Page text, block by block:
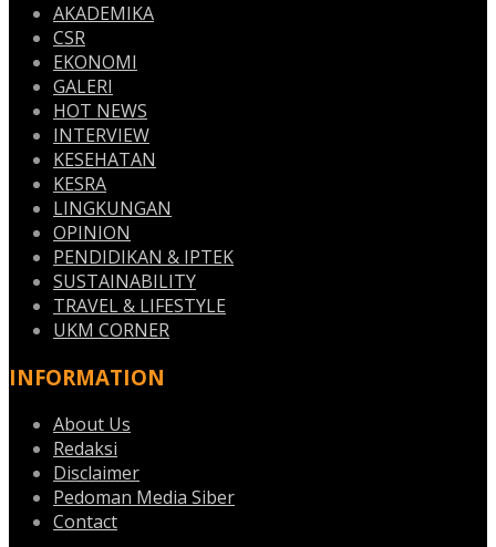
AKADEMIKA
CSR
EKONOMI
GALERI
HOT NEWS
INTERVIEW
KESEHATAN
KESRA
LINGKUNGAN
OPINION
PENDIDIKAN & IPTEK
SUSTAINABILITY
TRAVEL & LIFESTYLE
UKM CORNER
INFORMATION
About Us
Redaksi
Disclaimer
Pedoman Media Siber
Contact